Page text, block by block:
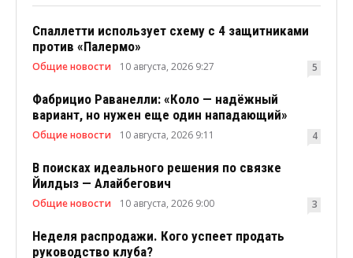
Спаллетти использует схему с 4 защитниками
против «Палермо»
Общие новости 10 августа, 2026 9:27 5
Фабрицио Раванелли: «Коло — надёжный
вариант, но нужен еще один нападающий»
Общие новости 10 августа, 2026 9:11 4
В поисках идеального решения по связке
Йилдыз — Алайбегович
Общие новости 10 августа, 2026 9:00 3
Неделя распродажи. Кого успеет продать
руководство клуба?